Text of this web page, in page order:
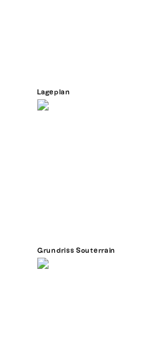
Lageplan
Grundriss Souterrain